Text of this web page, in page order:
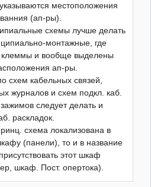
местоположения
(ап-ры).
схемы лучше делать
монтажные, где
клеммы и вообще выделены
ап-ры.
схем кабельных связей,
журналов и схем подкл. каб.
следует делать и
раскладок.
схема локализована в
(панели), то и в название
этот шкаф
шкаф. Пост. опертока).